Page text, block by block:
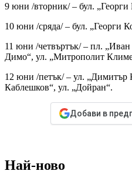
9 юни /вторник/ – бул. „Георги
10 юни /сряда/ – бул. „Георги
11 юни /четвъртък/ – пл.
Димо“, ул. „Митрополит
12 юни /петък/ – ул. „Димитър
Каблешков“, ул. „Дойран“.
Добави в
Най-ново